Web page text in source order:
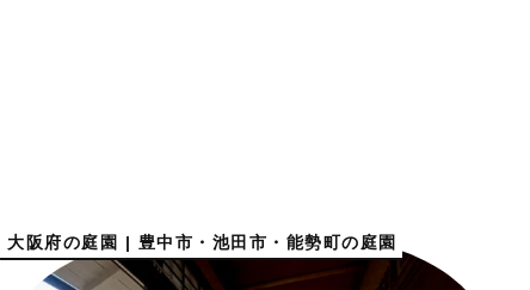
大阪府の庭園 | 豊中市・池田市・能勢町の庭園